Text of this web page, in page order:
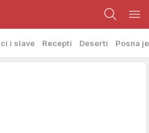
i slave Recepti Deserti Posna